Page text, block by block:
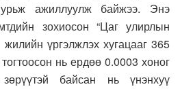
урьж ажиллуулж байжээ. Энэ
зохиосон “Цаг улирлын
жилийн үргэлжлэх хугацааг 365
нь ердөө 0.0003 хоног
байсан нь үнэнхуү